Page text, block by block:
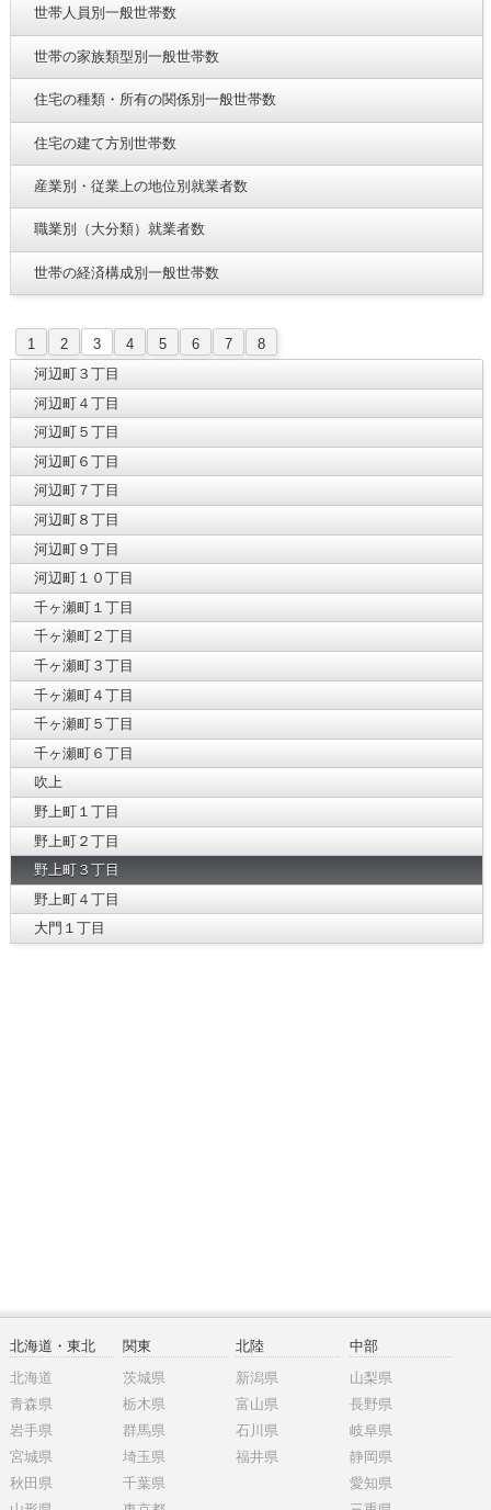
世帯人員別一般世帯数
世帯の家族類型別一般世帯数
住宅の種類・所有の関係別一般世帯数
住宅の建て方別世帯数
産業別・従業上の地位別就業者数
職業別（大分類）就業者数
世帯の経済構成別一般世帯数
1 2 3 4 5 6 7
8
河辺町３丁目
河辺町４丁目
河辺町５丁目
河辺町６丁目
河辺町７丁目
河辺町８丁目
河辺町９丁目
河辺町１０丁目
千ヶ瀬町１丁目
千ヶ瀬町２丁目
千ヶ瀬町３丁目
千ヶ瀬町４丁目
千ヶ瀬町５丁目
千ヶ瀬町６丁目
吹上
野上町１丁目
野上町２丁目
野上町３丁目
野上町４丁目
大門１丁目
北海道・東北
北海道
青森県
岩手県
宮城県
秋田県
関東
茨城県
栃木県
群馬県
埼玉県
千葉県
北陸
新潟県
富山県
石川県
福井県
中部
山梨県
長野県
岐阜県
静岡県
愛知県